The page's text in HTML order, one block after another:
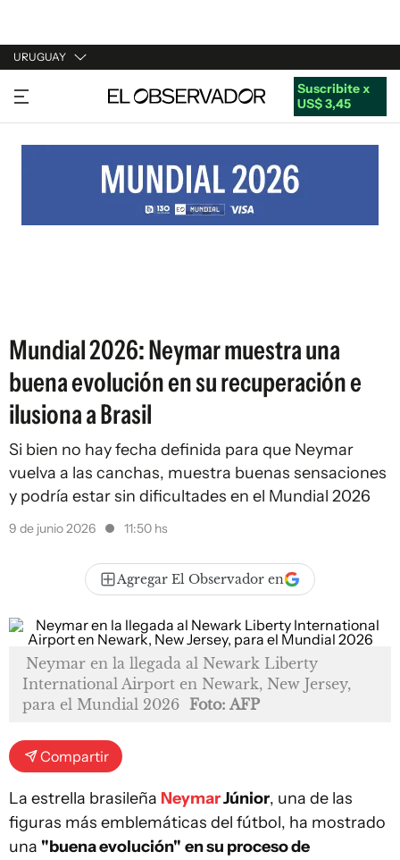
URUGUAY
URUGUAY
ARGENTINA
ESTADOS UNIDOS
Suscribite x
US$ 3,45
Mundial 2026: Neymar muestra una
buena evolución en su recuperación e
ilusiona a Brasil
Si bien no hay fecha definida para que Neymar
vuelva a las canchas, muestra buenas sensaciones
y podría estar sin dificultades en el Mundial 2026
9 de junio 2026 11:50 hs
Agregar El Observador en
Neymar en la llegada al Newark Liberty
International Airport en Newark, New Jersey,
para el Mundial 2026 Foto: AFP
Compartir
La estrella brasileña NeymarJúnior, una de las
figuras más emblemáticas del fútbol, ha mostrado
una "buena evolución" en su proceso de